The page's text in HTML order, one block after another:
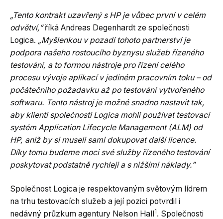
„Tento kontrakt uzavřený s HP je vůbec první v celém
odvětví,”říká Andreas Degenhardt ze společnosti
Logica. „Myšlenkou v pozadí tohoto partnerství je
podpora našeho rostoucího byznysu služeb řízeného
testování, a to formou nástroje pro řízení celého
procesu vývoje aplikací v jediném pracovním toku – od
počátečního požadavku až po testování vytvořeného
softwaru. Tento nástroj je možné snadno nastavit tak,
aby klienti společnosti Logica mohli používat testovací
systém Application Lifecycle Management (ALM) od
HP, aniž by si museli sami dokupovat další licence.
Díky tomu budeme moci své služby řízeného testování
poskytovat podstatně rychleji a s nižšími náklady.”
Společnost Logica je respektovaným světovým lídrem
na trhu testovacích služeb a její pozici potvrdil i
nedávný průzkum agentury Nelson Hall1. Společnosti